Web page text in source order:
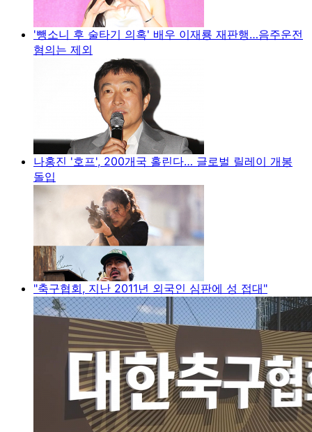
'뺑소니 후 술타기 의혹' 배우 이재룡 재판행…음주운전
혐의는 제외
나홍진 '호프', 200개국 홀린다… 글로벌 릴레이 개봉
돌입
"축구협회, 지난 2011년 외국인 심판에 성 접대"